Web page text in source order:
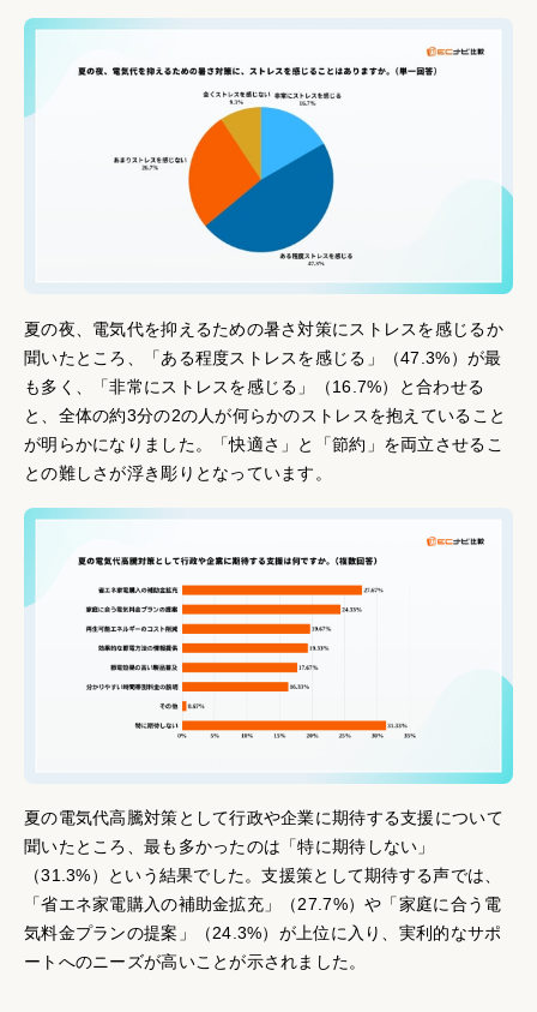
夏の夜、電気代を抑えるための暑さ対策にストレスを感じるか
聞いたところ、「ある程度ストレスを感じる」（47.3%）が最
も多く、「非常にストレスを感じる」（16.7%）と合わせる
と、全体の約3分の2の人が何らかのストレスを抱えていること
が明らかになりました。「快適さ」と「節約」を両立させるこ
との難しさが浮き彫りとなっています。
夏の電気代高騰対策として行政や企業に期待する支援について
聞いたところ、最も多かったのは「特に期待しない」
（31.3%）という結果でした。支援策として期待する声では、
「省エネ家電購入の補助金拡充」（27.7%）や「家庭に合う電
気料金プランの提案」（24.3%）が上位に入り、実利的なサポ
ートへのニーズが高いことが示されました。